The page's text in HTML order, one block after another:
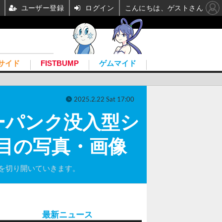
イド FISTBUMP ゲムマイド
ンク没入型シ
の写真・画像
り開いていきます。
2025.2.22 Sat 17:00
最新ニュース
ユーザー登録 ログイン こんにちは、ゲストさん